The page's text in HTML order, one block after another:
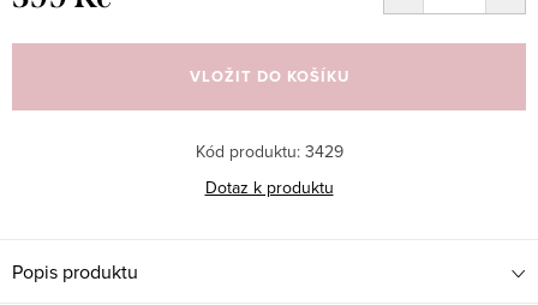
cena:
VLOŽIT DO KOŠÍKU
Kód produktu: 3429
Dotaz k produktu
Popis produktu